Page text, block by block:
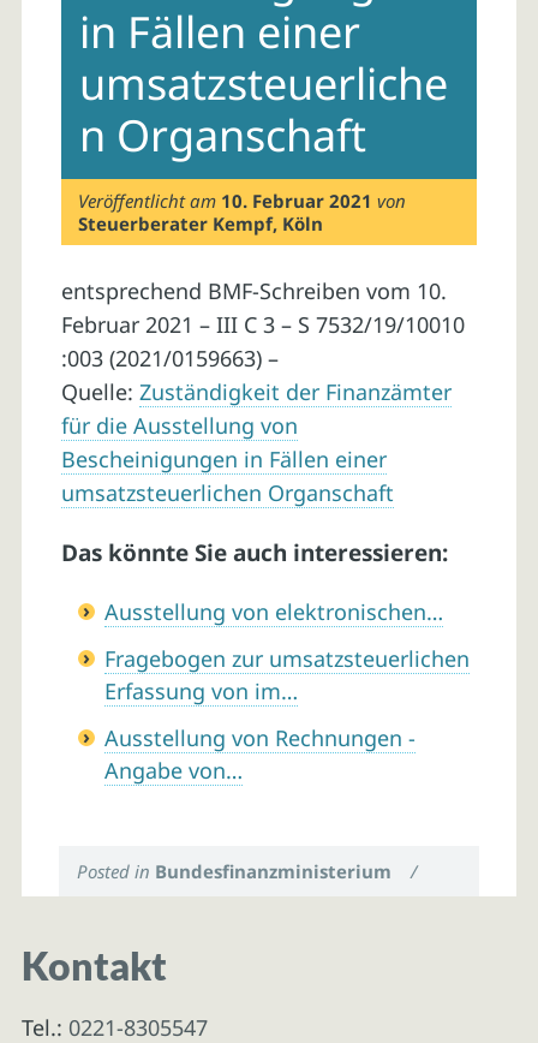
in Fällen einer
umsatzsteuerliche
n Organschaft
Veröffentlicht am 10. Februar 2021 von
Steuerberater Kempf, Köln
entsprechend BMF-Schreiben vom 10.
Februar 2021 – III C 3 – S 7532/19/10010
:003 (2021/0159663) –
Quelle: Zuständigkeit der Finanzämter
für die Ausstellung von
Bescheinigungen in Fällen einer
umsatzsteuerlichen Organschaft
Das könnte Sie auch interessieren:
Ausstellung von elektronischen…
Fragebogen zur umsatzsteuerlichen
Erfassung von im…
Ausstellung von Rechnungen -
Angabe von…
Posted in Bundesfinanzministerium /
Kontakt
Tel.: 0221-8305547